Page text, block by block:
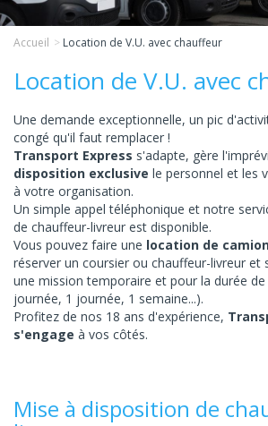
Accueil Location de V.U. avec chauffeur
Location de V.U. avec
Une demande exceptionnelle, un pic
congé qu'il faut remplacer !
Transport Express s'adapte, gère
disposition exclusive le personnel et les
à votre organisation.
Un simple appel téléphonique et notre
de chauffeur-livreur est disponible.
Vous pouvez faire une location de
réserver un coursier ou chauffeur-livreur et
une mission temporaire et pour la durée
journée, 1 journée, 1 semaine...).
Profitez de nos 18 ans d'expérience,
s'engage à vos côtés.
Mise à disposition de